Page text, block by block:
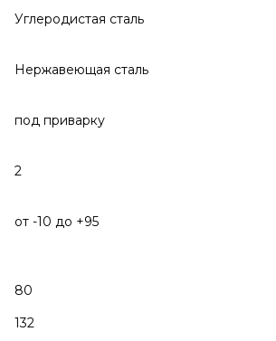
Углеродистая сталь
Нержавеющая сталь
под приварку
2
от -10 до +95
80
132